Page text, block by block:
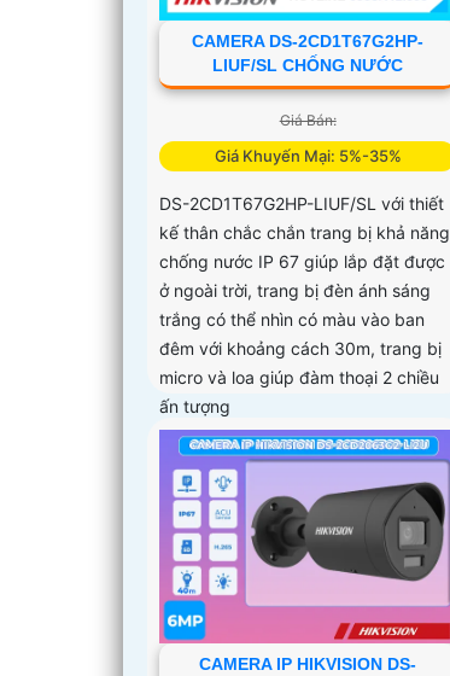
CAMERA DS-2CD1T67G2HP-
LIUF/SL CHỐNG NƯỚC
Giá Bán:
Giá Khuyến Mại: 5%-35%
DS-2CD1T67G2HP-LIUF/SL với thiết
kế thân chắc chắn trang bị khả năng
chống nước IP 67 giúp lắp đặt được
ở ngoài trời, trang bị đèn ánh sáng
trắng có thể nhìn có màu vào ban
đêm với khoảng cách 30m, trang bị
micro và loa giúp đàm thoại 2 chiều
ấn tượng
CAMERA IP HIKVISION DS-